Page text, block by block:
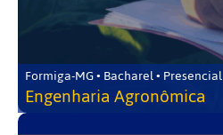
Formiga-MG • Bacharel • Presencial
Engenharia Agronômica